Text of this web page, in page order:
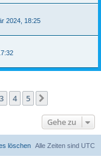
2024, 18:25
3 4 5
Gehe zu
Alle Zeiten sind UTC
löschen